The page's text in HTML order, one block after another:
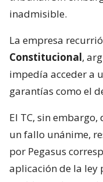
inadmisible.
La empresa
Constitucional,
impedía acceder a
garantías como el
El TC, sin
un fallo unánime,
por Pegasus
aplicación de la ley